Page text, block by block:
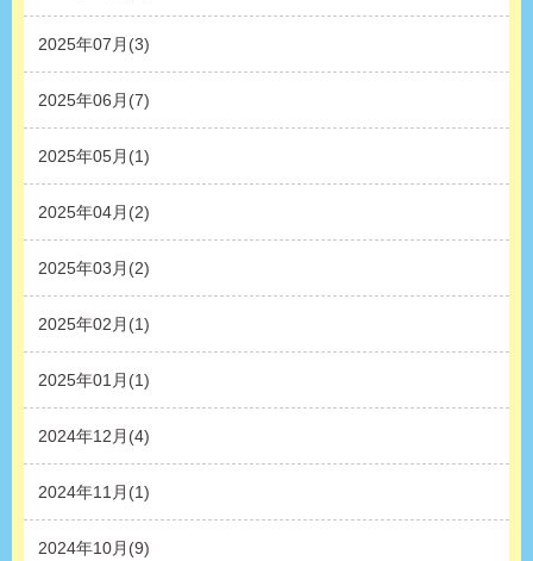
2025年07月(3)
2025年06月(7)
2025年05月(1)
2025年04月(2)
2025年03月(2)
2025年02月(1)
2025年01月(1)
2024年12月(4)
2024年11月(1)
2024年10月(9)